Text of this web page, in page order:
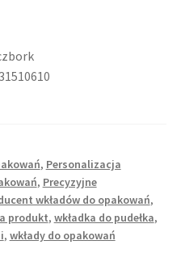
, Personalizacja
, Precyzyjne
wkładów do opakowań,
produkt, wkładka do pudełka,
, wkłady do opakowań